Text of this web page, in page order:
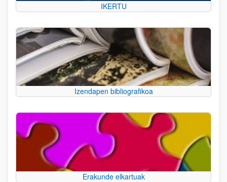
IKERTU
Izendapen bibliografikoa
Erakunde elkartuak